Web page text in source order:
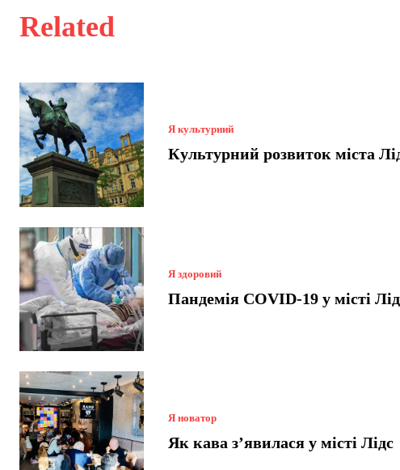
Related
Я культурний
Культурний розвиток міста
Я здоровий
Пандемія COVID-19 у місті
Я новатор
Як кава з’явилася у місті Лідс